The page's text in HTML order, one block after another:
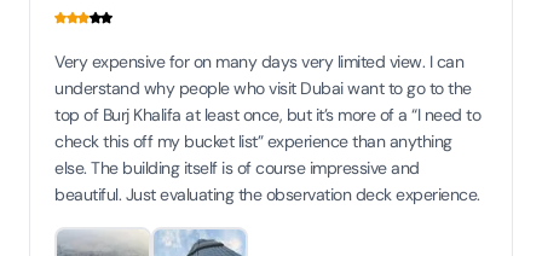
Very expensive for on many days very limited view. I can
understand why people who visit Dubai want to go to the
top of Burj Khalifa at least once, but it’s more of a “I need to
check this off my bucket list” experience than anything
else. The building itself is of course impressive and
beautiful. Just evaluating the observation deck experience.